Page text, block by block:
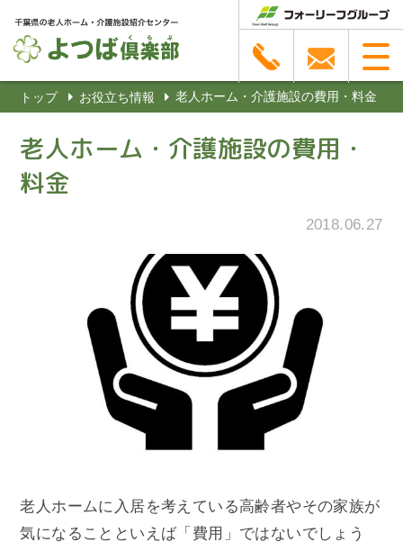
トップ お役立ち情報 老人ホーム・介護施設の費用・料金
老人ホーム・介護施設の費用・
料金
2018.06.27
老人ホームに入居を考えている高齢者やその家族が
気になることといえば「費用」ではないでしょう